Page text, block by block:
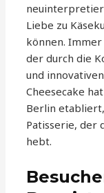
Liebe zu
können. Immer
der durch die
und
Cheesecake
Berlin
Patisserie, der
hebt.